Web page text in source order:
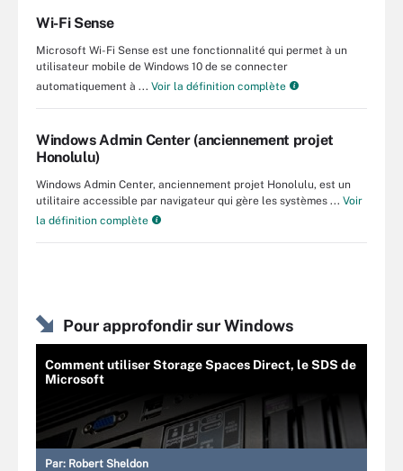
Wi-Fi Sense
Microsoft Wi-Fi Sense est une fonctionnalité qui permet à un
utilisateur mobile de Windows 10 de se connecter
automatiquement à ... Voir la définition complète
Windows Admin Center (anciennement projet
Honolulu)
Windows Admin Center, anciennement projet Honolulu, est un
utilitaire accessible par navigateur qui gère les systèmes ... Voir
la définition complète
Pour approfondir sur Windows
Comment utiliser Storage Spaces Direct, le SDS de
Microsoft
Par: Robert Sheldon